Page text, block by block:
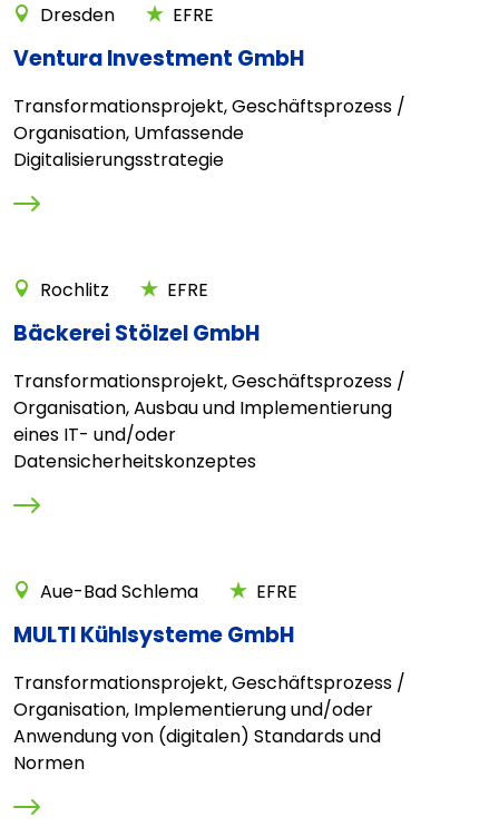
Dresden EFRE
Ventura Investment GmbH
Transformationsprojekt, Geschäftsprozess /
Organisation, Umfassende
Digitalisierungsstrategie
Rochlitz EFRE
Bäckerei Stölzel GmbH
Transformationsprojekt, Geschäftsprozess /
Organisation, Ausbau und Implementierung
eines IT- und/oder
Datensicherheitskonzeptes
Aue-Bad Schlema EFRE
MULTI Kühlsysteme GmbH
Transformationsprojekt, Geschäftsprozess /
Organisation, Implementierung und/oder
Anwendung von (digitalen) Standards und
Normen